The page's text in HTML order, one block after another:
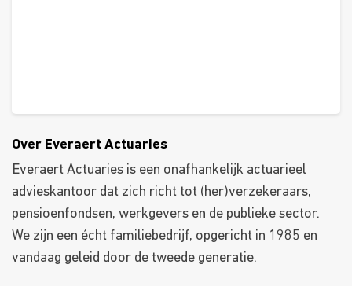
Over Everaert Actuaries
Everaert Actuaries is een onafhankelijk actuarieel
advieskantoor dat zich richt tot (her)verzekeraars,
pensioenfondsen, werkgevers en de publieke sector.
We zijn een écht familiebedrijf, opgericht in 1985 en
vandaag geleid door de tweede generatie.